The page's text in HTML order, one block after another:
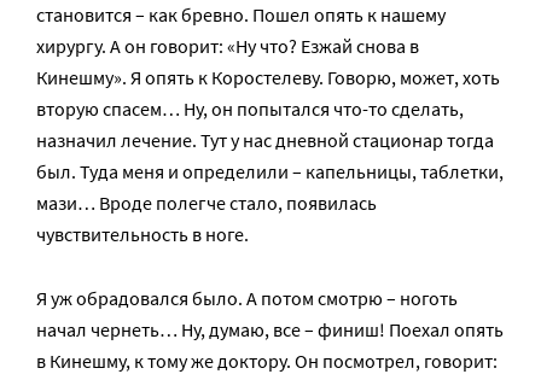
становится – как бревно. Пошел опять к нашему
хирургу. А он говорит: «Ну что? Езжай снова в
Кинешму». Я опять к Коростелеву. Говорю, может, хоть
вторую спасем… Ну, он попытался что-то сделать,
назначил лечение. Тут у нас дневной стационар тогда
был. Туда меня и определили – капельницы, таблетки,
мази… Вроде полегче стало, появилась
чувствительность в ноге.
Я уж обрадовался было. А потом смотрю – ноготь
начал чернеть… Ну, думаю, все – финиш! Поехал опять
в Кинешму, к тому же доктору. Он посмотрел, говорит: